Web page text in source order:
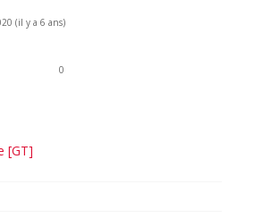
(il y a 6 ans)
0
[GT]